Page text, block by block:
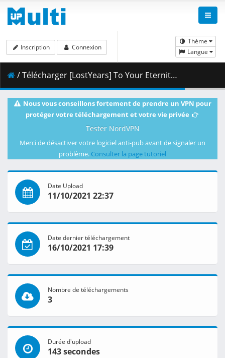
Thème
Langue
Inscription Connexion
/ Télécharger [LostYears] To Your Eternity - 19 (WEB 1080p x264 10-bit AAC) [9272BC4D].mkv.001 ( 346.16 MB )
Nous vous conseillons fortement de prendre un VPN pour
protéger votre téléchargement et votre vie privée
Tester NordVPN
Merci de désactiver votre logiciel anti-pub avant de signaler un
problème. Consulter la page tutoriel
Date Upload
11/10/2021 22:37
Date dernier téléchargement
16/10/2021 17:39
Nombre de téléchargements
3
Durée d'upload
143 secondes